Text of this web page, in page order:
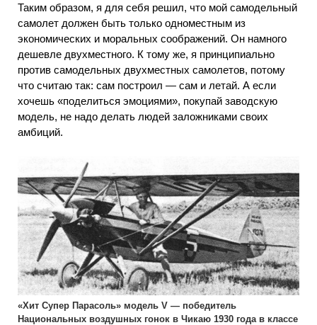
Таким образом, я для себя решил, что мой самодельный
самолет должен быть только одноместным из
экономических и моральных соображений. Он намного
дешевле двухместного. К тому же, я принципиально
против самодельных двухместных самолетов, потому
что считаю так: сам построил — сам и летай. А если
хочешь «поделиться эмоциями», покупай заводскую
модель, не надо делать людей заложниками своих
амбиций.
«Хит Супер Парасоль» модель V — победитель
Национальных воздушных гонок в Чикаю 1930 года в классе